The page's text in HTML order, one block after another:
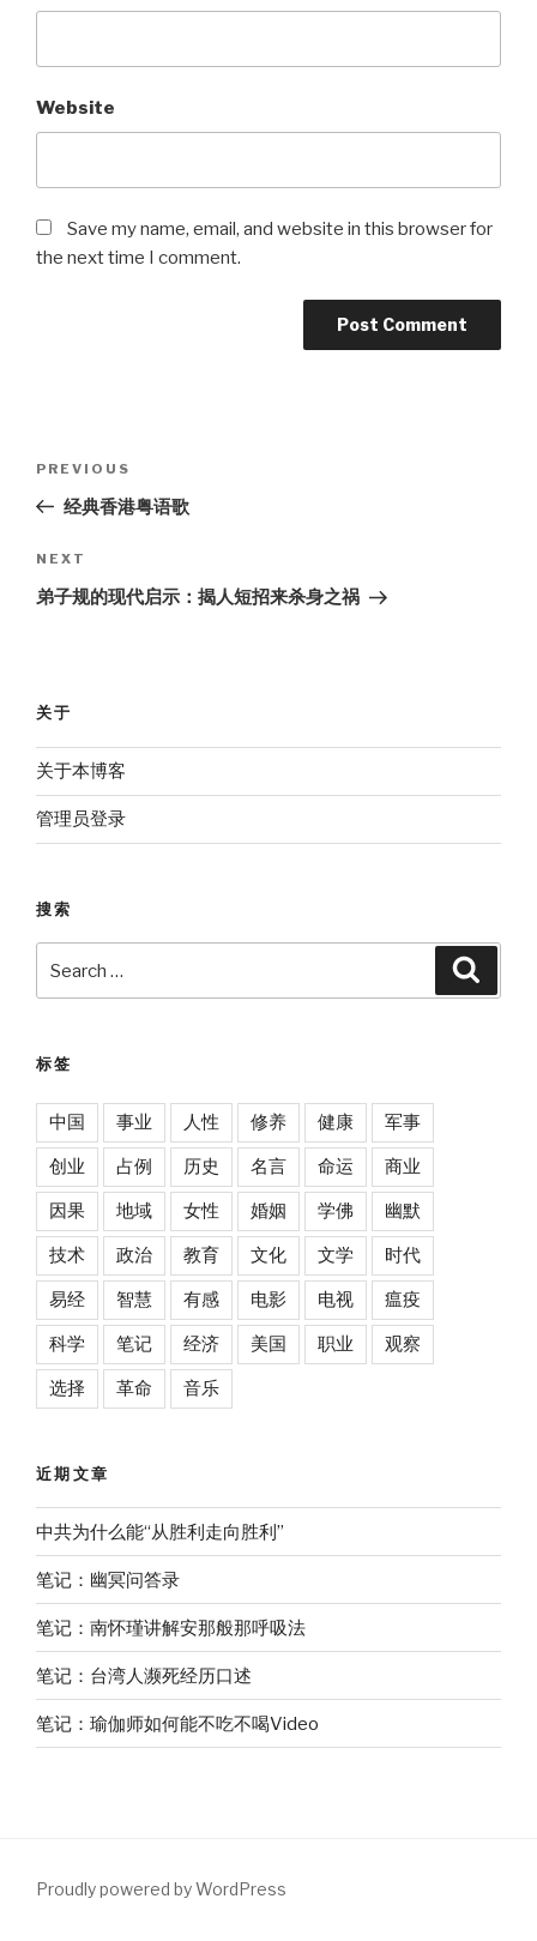
Website
Save my name, email, and website in this browser for
the next time I comment.
Previous
Post
PREVIOUS
经典香港粤语歌
Next
Post
NEXT
弟子规的现代启示：揭人短招来杀身之祸
关于
关于本博客
管理员登录
搜索
for:
标签
中国 事业 人性 修养 健康 军事
创业 占例 历史 名言 命运 商业
因果 地域 女性 婚姻 学佛 幽默
技术 政治 教育 文化 文学 时代
易经 智慧 有感 电影 电视 瘟疫
科学 笔记 经济 美国 职业 观察
选择 革命 音乐
近期文章
中共为什么能“从胜利走向胜利”
笔记：幽冥问答录
笔记：南怀瑾讲解安那般那呼吸法
笔记：台湾人濒死经历口述
笔记：瑜伽师如何能不吃不喝Video
Proudly powered by WordPress